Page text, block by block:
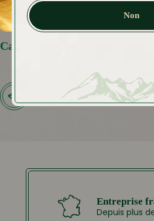
Non
Cake Crumble aux Agrumes
Entreprise
Depuis plus